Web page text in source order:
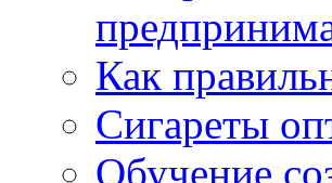
Как
Сигареты
Обучение